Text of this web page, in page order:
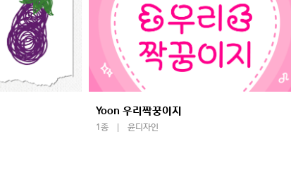
Yoon 우리짝꿍이지
1종 윤디자인